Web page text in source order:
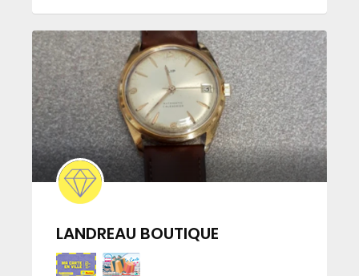
LANDREAU BOUTIQUE